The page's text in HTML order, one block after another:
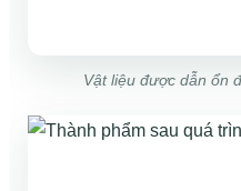
Vật liệu được dẫn ổn